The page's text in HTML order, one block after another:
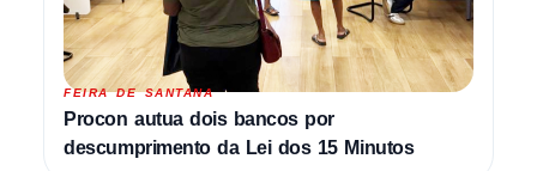
FEIRA DE SANTANA
Procon autua dois bancos por
descumprimento da Lei dos 15 Minutos